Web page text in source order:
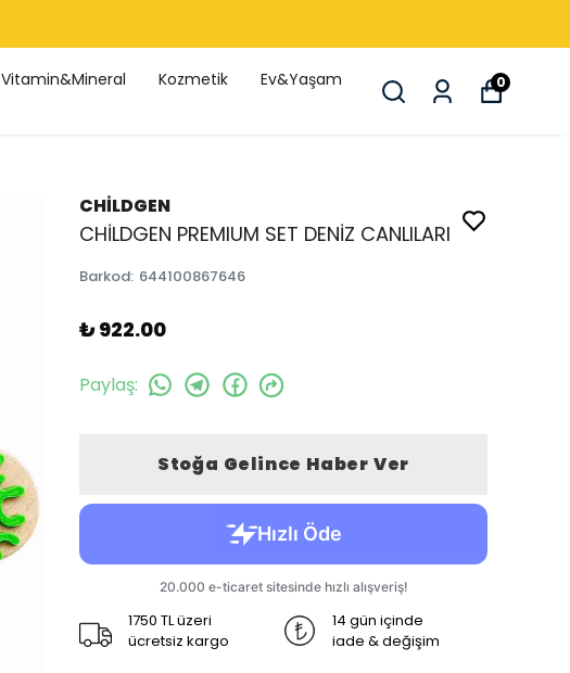
Vitamin&Mineral Kozmetik Ev&Yaşam 0
CHİLDGEN
CHİLDGEN PREMIUM SET DENİZ CANLILARI
Barkod: 644100867646
₺ 922.00
Paylaş:
Stoğa Gelince Haber Ver
1750 TL üzeri
ücretsiz kargo
14 gün içinde
iade & değişim